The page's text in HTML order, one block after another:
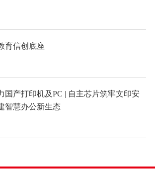
育信创底座
国产打印机及PC | 自主芯片筑牢文印安
智慧办公新生态